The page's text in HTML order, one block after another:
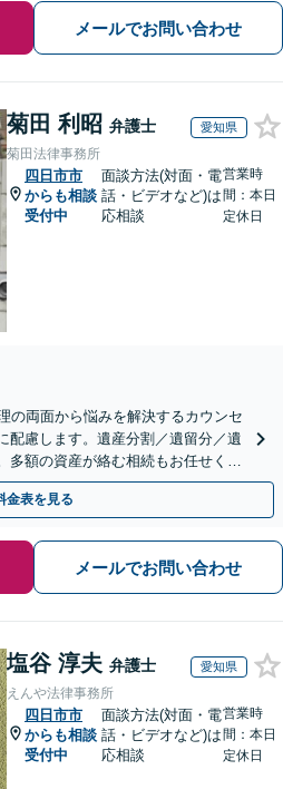
メールでお問い合わせ
菊田 利昭 弁護士 愛知県
菊田法律事務所
四日市市
からも相談
受付中
面談方法(対面・電
話・ビデオなど)は
応相談
営業時
間：本日
定休日
の両面から悩みを解決するカウンセ
配慮します。遺産分割／遺留分／遺
多額の資産が絡む相続もお任せくだ
【駐車場完備】
金表を見る
メールでお問い合わせ
塩谷 淳夫 弁護士 愛知県
えんや法律事務所
四日市市
からも相談
受付中
面談方法(対面・電
話・ビデオなど)は
応相談
営業時
間：本日
定休日